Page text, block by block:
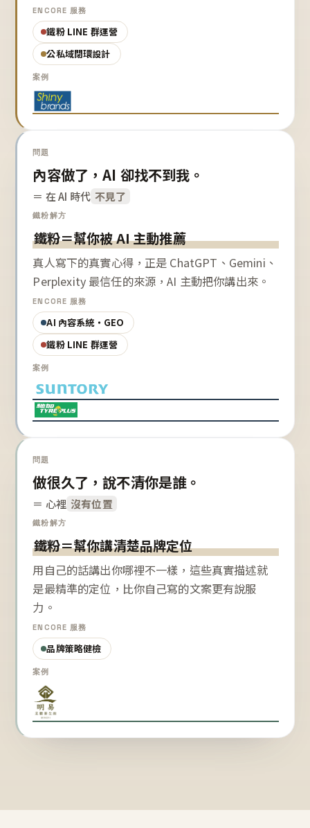
ENCORE 服務
鐵粉 LINE 群運營
公私域閉環設計
案例
問題
內容做了，AI 卻找不到我。
＝ 在 AI 時代 不見了
鐵粉解方
鐵粉＝幫你被 AI 主動推薦
真人寫下的真實心得，正是 ChatGPT、Gemini、
Perplexity 最信任的來源，AI 主動把你講出來。
ENCORE 服務
AI 內容系統・GEO
鐵粉 LINE 群運營
案例
問題
做很久了，說不清你是誰。
＝ 心裡 沒有位置
鐵粉解方
鐵粉＝幫你講清楚品牌定位
用自己的話講出你哪裡不一樣，這些真實描述就
是最精準的定位，比你自己寫的文案更有說服
力。
ENCORE 服務
品牌策略健檢
案例